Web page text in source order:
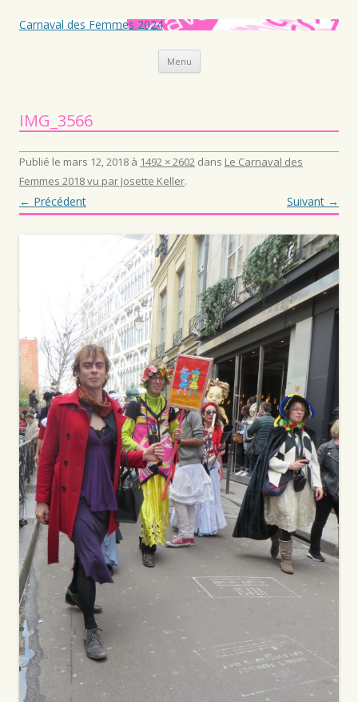
Carnaval des Femmes 2024
Menu Aller au contenu principal
IMG_3566
Publié le mars 12, 2018 à 1492 × 2602 dans Le Carnaval des
Femmes 2018 vu par Josette Keller.
← Précédent Suivant →